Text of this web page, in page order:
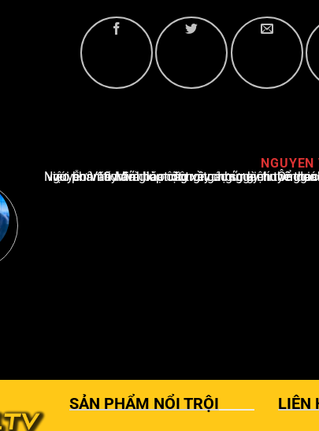
Nguyễn Văn Minh là một trong những chuyên gia hàng đầu về báo cáo tin tức thể thao tại Việt Nam, với hơn 10 năm hoạt động trong ngành. Ông có kiến thức sâu rộng và kinh
SẢN PHẨM NỔI TRỘI LIÊN